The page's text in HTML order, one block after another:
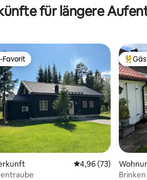
für längere
4,92 von 5, 296 Bewertungen
Gäste-Favorit.
Favorit
Durchschnittliche
4,96 (73)
Brinken